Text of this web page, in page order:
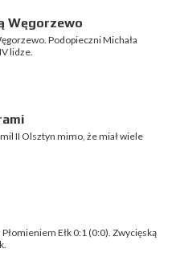
Węgorzewo
Podopieczni Michała
lidze.
II Olsztyn mimo, że miał wiele
Ełk 0:1 (0:0). Zwycięską